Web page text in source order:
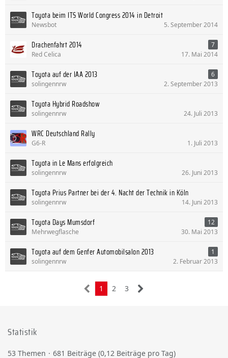
Toyota beim ITS World Congress 2014 in Detroit
Newsbot 5. September 2014
Drachenfahrt 2014
7
Red Celica
17. Mai 2014
Toyota auf der IAA 2013
6
solingennrw
2. September 2013
Toyota Hybrid Roadshow
solingennrw 24. Juli 2013
WRC Deutschland Rally
G6-R 1. Juli 2013
Toyota in Le Mans erfolgreich
solingennrw 26. Juni 2013
Toyota Prius Partner bei der 4. Nacht der Technik in Köln
solingennrw 14. Juni 2013
Toyota Days Mumsdorf
12
Mehrwegflasche
30. Mai 2013
Toyota auf dem Genfer Automobilsalon 2013
1
solingennrw
2. Februar 2013
1 2 3
Statistik
53 Themen 681 Beiträge (0,12 Beiträge pro Tag)